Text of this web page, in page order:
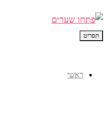
תפריט
ראשי